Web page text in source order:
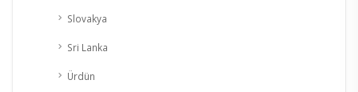
Slovakya
Sri Lanka
Ürdün